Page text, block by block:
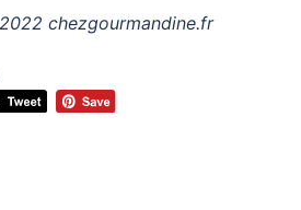
chezgourmandine.fr